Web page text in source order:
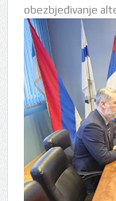
obezbjeđivanje